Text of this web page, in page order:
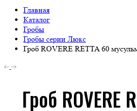
Главная
Каталог
Гробы
Гробы серии Люкс
Гроб ROVERE RETTA 60
Гроб ROVERE